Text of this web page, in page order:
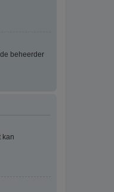
beheerder
kan